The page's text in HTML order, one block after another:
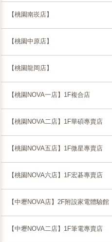
【桃園南崁店】
【桃園中原店】
【桃園龍岡店】
【桃園NOVA一店】1F複合店
【桃園NOVA二店】1F華碩專賣店
【桃園NOVA五店】1F微星專賣店
【桃園NOVA六店】1F宏碁專賣店
【中壢NOVA店】2F附設家電體驗館
【中壢NOVA二店】1F筆電專賣店